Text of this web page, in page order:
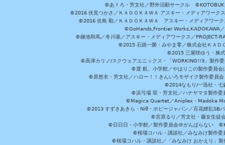
©あｆろ・芳文社／野外活動サークル
©2016 伏見つかさ／ＫＡＤＯＫＡＷＡ アスキー・メディアワー
©2016 佐島 勤／ＫＡＤＯＫＡＷＡ アスキー・メディアワ
©GoHands,Frontier Works,KADOKAWA
©鎌池和馬／冬川基／アスキー・メディアワークス／
©2015 石踏一榮・みやま零／株式会社ＫＡＤ
©2015 三屋咲ゆう・株
©高津カリノ/スクウェアエニックス・「WORKING!!3」製作
©渡 航、小学館／やはりこの製作委員
©原悠衣・芳文社／ハロー！！きんいろモザイク製作委員
©2014なもり/一迅社・
©浜弓場 双・芳文社／ハナヤマタ製作
©Magica Quartet／Aniplex・Madoka
©2013 すずきあきら・Niθ・ホビージャパン／百花繚乱
©宮原るり／芳文社・藤女生徒
©日日日・小学館／製作委員会＠がんばらない
©桜場コハル・講談社／みなみけ製作
©桜場コハル・講談社／「みなみけ おかえり」